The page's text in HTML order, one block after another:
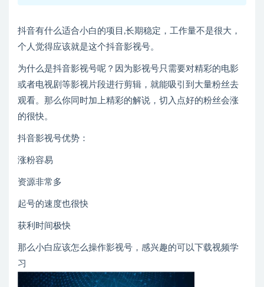
抖音有什么适合小白的项目,长期稳定，工作量不是很大，
个人觉得应该就是这个抖音影视号。
为什么是抖音影视号呢？因为影视号只需要对精彩的电影
或者电视剧等影视片段进行剪辑，就能吸引到大量粉丝去
观看。那么你同时加上精彩的解说，切入点好的粉丝会涨
的很快。
抖音影视号优势：
涨粉容易
资源非常多
起号的速度也很快
获利时间极快
那么小白应该怎么操作影视号，感兴趣的可以下载视频学
习